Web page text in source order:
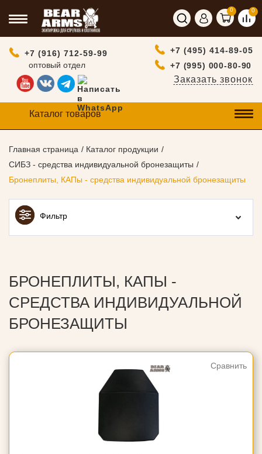
0 0
+7 (916) 712-59-99
оптовый отдел
+7 (495) 414-89-05
+7 (995) 000-80-90
Заказать звонок
Каталог товаров
Главная страница
Каталог продукции
СИБЗ - средства индивидуальной бронезащиты
Бронеплиты, КАПы - средства индивидуальной бронезащиты
Фильтр
БРОНЕПЛИТЫ, КАПЫ -
СРЕДСТВА ИНДИВИДУАЛЬНОЙ
БРОНЕЗАЩИТЫ
Сравнить